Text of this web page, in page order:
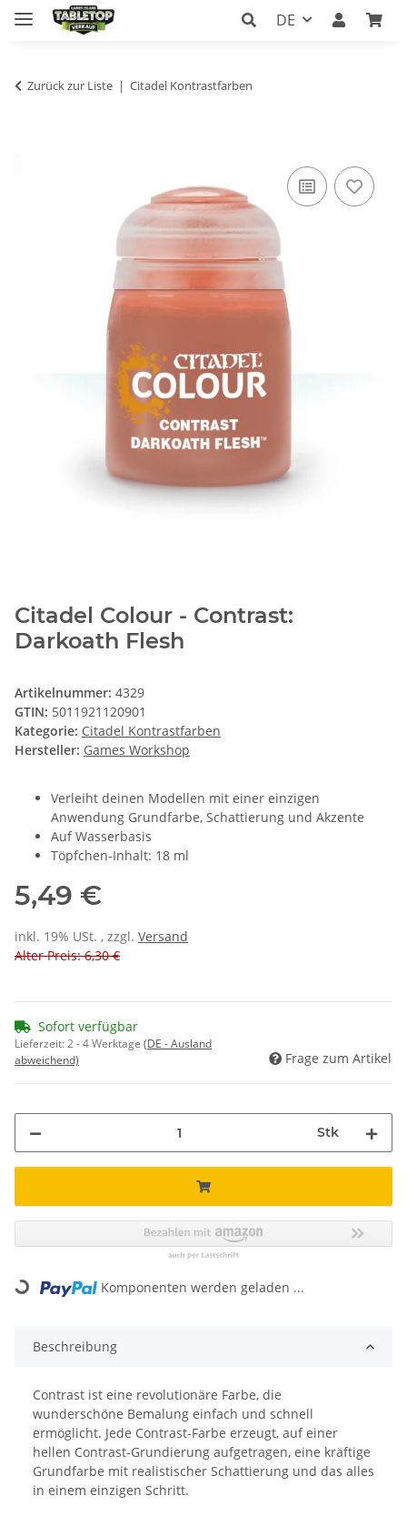
DE
Zurück zur Liste Citadel Kontrastfarben
Citadel Colour - Contrast:
Darkoath Flesh
Artikelnummer: 4329
GTIN: 5011921120901
Kategorie: Citadel Kontrastfarben
Hersteller: Games Workshop
Verleiht deinen Modellen mit einer einzigen
Anwendung Grundfarbe, Schattierung und Akzente
Auf Wasserbasis
Töpfchen-Inhalt: 18 ml
5,49 €
inkl. 19% USt. , zzgl. Versand
Alter Preis: 6,30 €
Sofort verfügbar
Lieferzeit:2 - 4 Werktage (DE - Ausland
abweichend)
Frage zum Artikel
Stk
Loading... Komponenten werden geladen ...
Beschreibung
Contrast ist eine revolutionäre Farbe, die
wunderschöne Bemalung einfach und schnell
ermöglicht. Jede Contrast-Farbe erzeugt, auf einer
hellen Contrast-Grundierung aufgetragen, eine kräftige
Grundfarbe mit realistischer Schattierung und das alles
in einem einzigen Schritt.